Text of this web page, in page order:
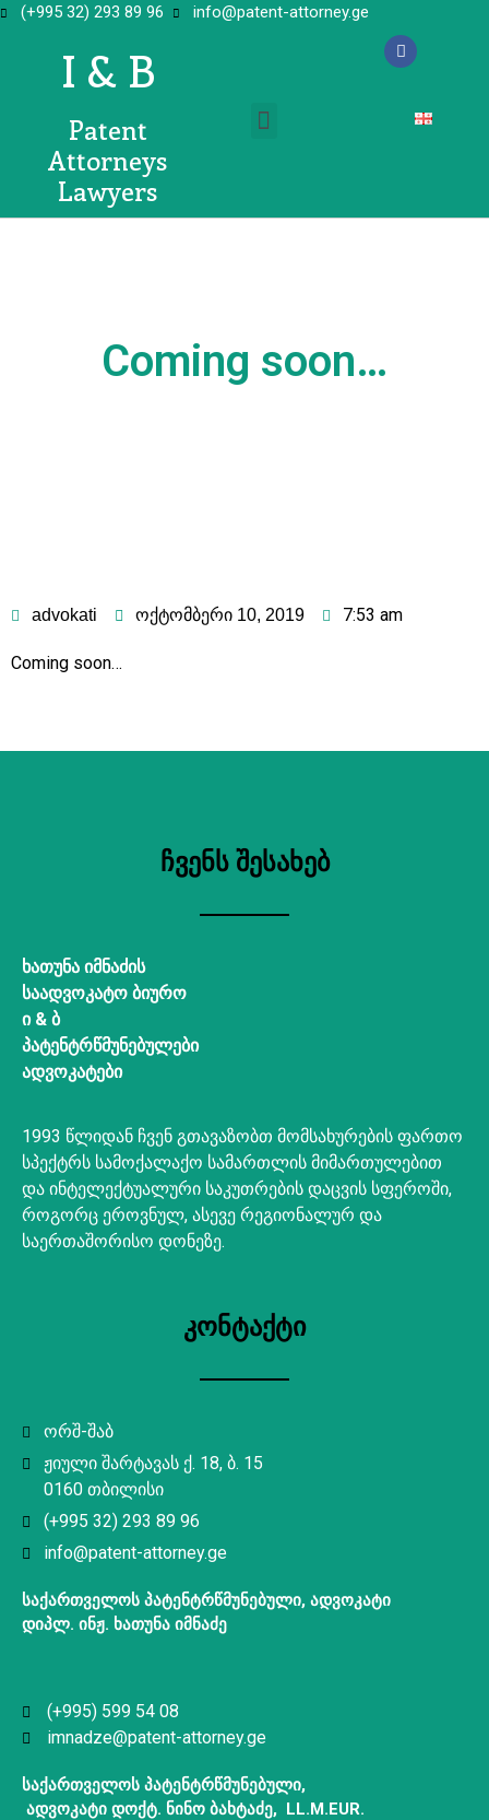
(+995 32) 293 89 96 info@patent-attorney.ge
I & B
Patent
Attorneys
Lawyers
Coming soon…
advokati ოქტომბერი 10, 2019 7:53 am
Coming soon…
ჩვენს შესახებ
ხათუნა იმნაძის
საადვოკატო ბიურო
ი & ბ
პატენტრწმუნებულები
ადვოკატები
1993 წლიდან ჩვენ გთავაზობთ მომსახურების ფართო
სპექტრს სამოქალაქო სამართლის მიმართულებით
და ინტელექტუალური საკუთრების დაცვის სფეროში,
როგორც ეროვნულ, ასევე რეგიონალურ და
საერთაშორისო დონეზე.
კონტაქტი
ორშ-შაბ
ჟიული შარტავას ქ. 18, ბ. 15
0160 თბილისი
(+995 32) 293 89 96
info@patent-attorney.ge
საქართველოს პატენტრწმუნებული, ადვოკატი
დიპლ. ინჟ. ხათუნა იმნაძე
(+995) 599 54 08
imnadze@patent-attorney.ge
საქართველოს პატენტრწმუნებული,
ადვოკატი დოქტ. ნინო ბახტაძე, LL.M.EUR.